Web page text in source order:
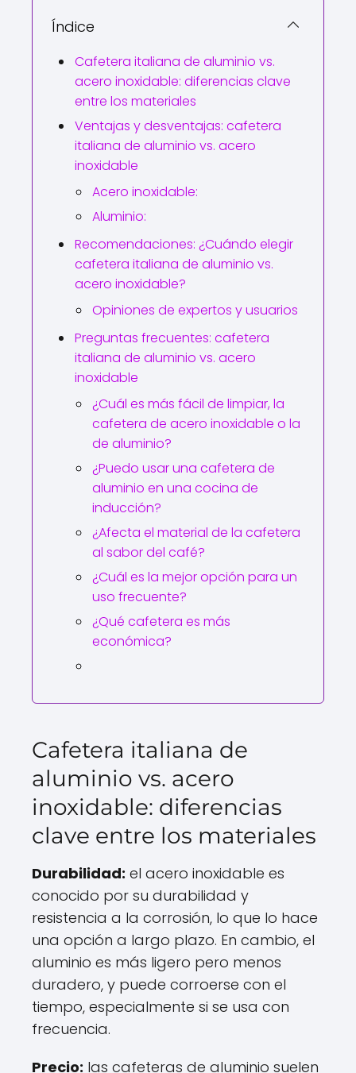
Índice
Cafetera italiana de aluminio vs.
acero inoxidable: diferencias clave
entre los materiales
Ventajas y desventajas: cafetera
italiana de aluminio vs. acero
inoxidable
Acero inoxidable:
Aluminio:
Recomendaciones: ¿Cuándo elegir
cafetera italiana de aluminio vs.
acero inoxidable?
Opiniones de expertos y usuarios
Preguntas frecuentes: cafetera
italiana de aluminio vs. acero
inoxidable
¿Cuál es más fácil de limpiar, la
cafetera de acero inoxidable o la
de aluminio?
¿Puedo usar una cafetera de
aluminio en una cocina de
inducción?
¿Afecta el material de la cafetera
al sabor del café?
¿Cuál es la mejor opción para un
uso frecuente?
¿Qué cafetera es más
económica?
Cafetera italiana de
aluminio vs. acero
inoxidable: diferencias
clave entre los materiales
Durabilidad: el acero inoxidable es
conocido por su durabilidad y
resistencia a la corrosión, lo que lo hace
una opción a largo plazo. En cambio, el
aluminio es más ligero pero menos
duradero, y puede corroerse con el
tiempo, especialmente si se usa con
frecuencia.
Precio: las cafeteras de aluminio suelen